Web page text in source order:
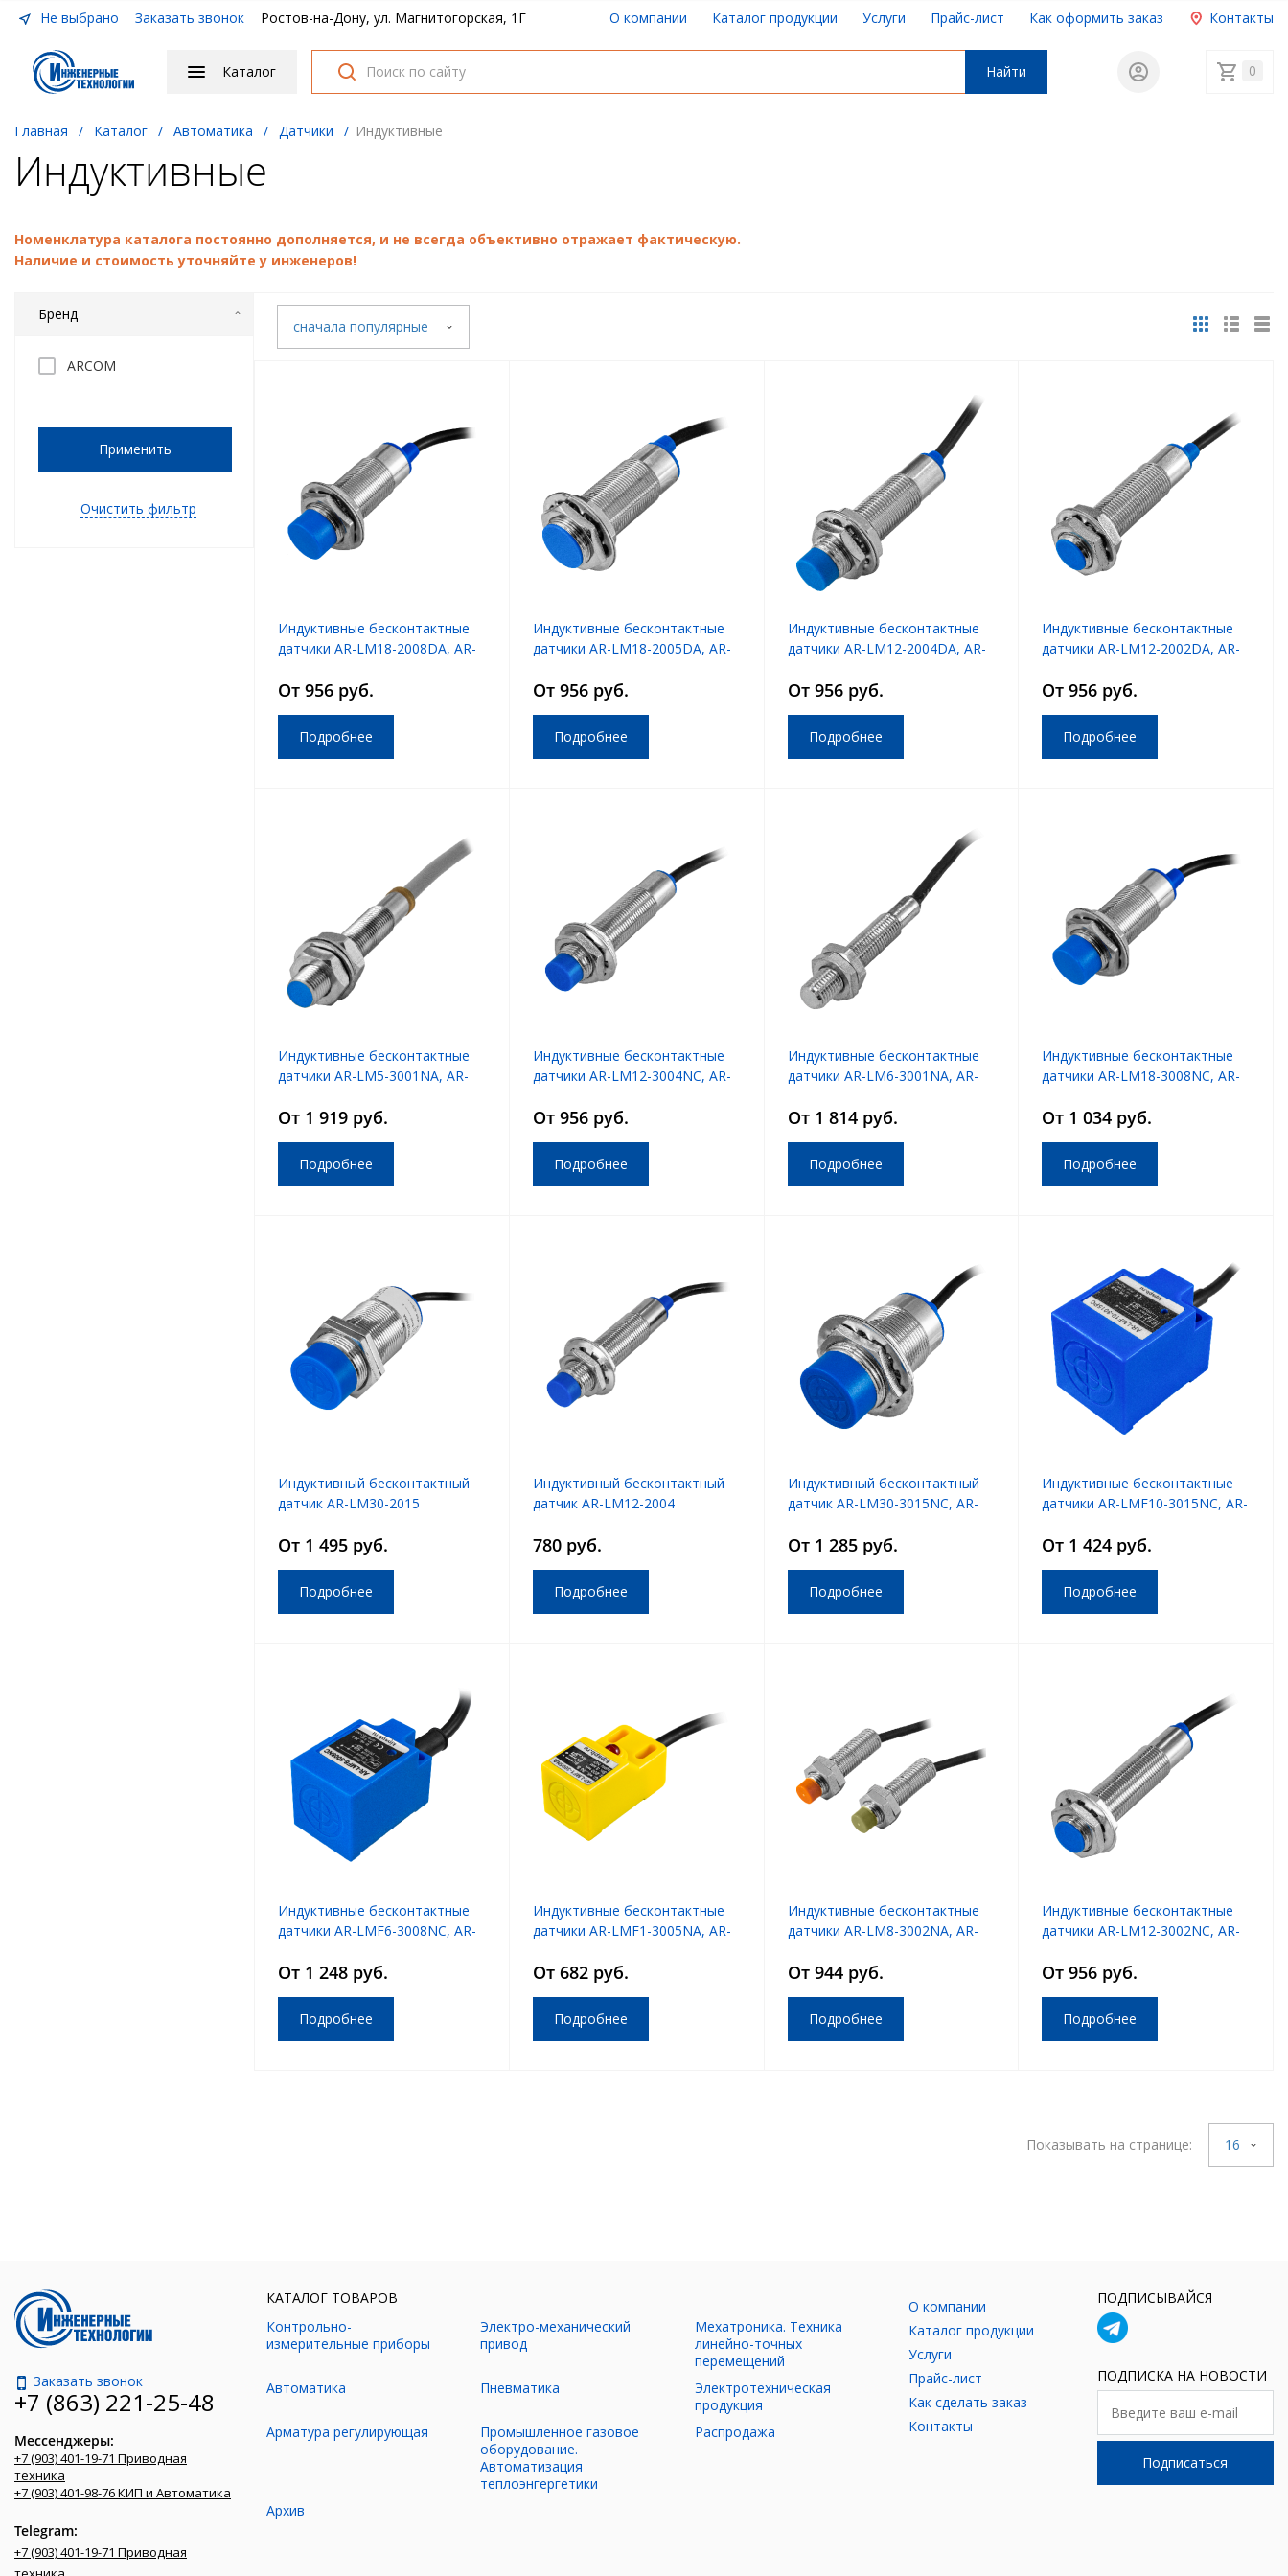
Не выбрано Заказать звонок Ростов-на-Дону, ул. Магнитогорская, 1Г О компании Каталог продукции Услуги Прайс-лист Как оформить заказ Контакты
Каталог 0
Найти
Главная / Каталог / Автоматика / Датчики / Индуктивные
Индуктивные
Номенклатура каталога постоянно дополняется, и не всегда объективно отражает фактическую.
Наличие и стоимость уточняйте у инженеров!
сначала популярные
Бренд
ARCOM
Применить
Очистить фильтр
Индуктивные бесконтактные
датчики AR-LM18-2008DA, AR-
От 956 руб.
Подробнее
Индуктивные бесконтактные
датчики AR-LM18-2005DA, AR-
От 956 руб.
Подробнее
Индуктивные бесконтактные
датчики AR-LM12-2004DA, AR-
От 956 руб.
Подробнее
Индуктивные бесконтактные
датчики AR-LM12-2002DA, AR-
От 956 руб.
Подробнее
Индуктивные бесконтактные
датчики AR-LM5-3001NA, AR-
От 1 919 руб.
Подробнее
Индуктивные бесконтактные
датчики AR-LM12-3004NC, AR-
От 956 руб.
Подробнее
Индуктивные бесконтактные
датчики AR-LM6-3001NA, AR-
От 1 814 руб.
Подробнее
Индуктивные бесконтактные
датчики AR-LM18-3008NC, AR-
От 1 034 руб.
Подробнее
Индуктивный бесконтактный
датчик AR-LM30-2015
От 1 495 руб.
Подробнее
Индуктивный бесконтактный
датчик AR-LM12-2004
780 руб.
Подробнее
Индуктивный бесконтактный
датчик AR-LM30-3015NC, AR-
От 1 285 руб.
Подробнее
Индуктивные бесконтактные
датчики AR-LMF10-3015NC, AR-
От 1 424 руб.
Подробнее
Индуктивные бесконтактные
датчики AR-LMF6-3008NC, AR-
От 1 248 руб.
Подробнее
Индуктивные бесконтактные
датчики AR-LMF1-3005NA, AR-
От 682 руб.
Подробнее
Индуктивные бесконтактные
датчики AR-LM8-3002NA, AR-
От 944 руб.
Подробнее
Индуктивные бесконтактные
датчики AR-LM12-3002NC, AR-
От 956 руб.
Подробнее
Показывать на странице: 16
Заказать звонок
+7 (863) 221-25-48
Мессенджеры:
+7 (903) 401-19-71 Приводная
техника
+7 (903) 401-98-76 КИП и Автоматика
Telegram:
+7 (903) 401-19-71 Приводная
КАТАЛОГ ТОВАРОВ
Контрольно-
измерительные приборы
Электро-механический
привод
Мехатроника. Техника
линейно-точных
перемещений
Автоматика
Пневматика
Электротехническая
продукция
Арматура регулирующая
Промышленное газовое
оборудование.
Автоматизация
теплоэнгергетики
Распродажа
Архив
О компании
Каталог продукции
Услуги
Прайс-лист
Как сделать заказ
Контакты
ПОДПИСЫВАЙСЯ
ПОДПИСКА НА НОВОСТИ
Подписаться